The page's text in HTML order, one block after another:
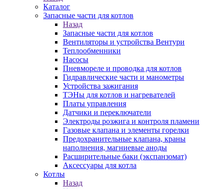
Каталог
Запасные части для котлов
Назад
Запасные части для котлов
Вентиляторы и устройства Вентури
Теплообменники
Насосы
Пневмореле и проводка для котлов
Гидравлические части и манометры
Устройства зажигания
ТЭНы для котлов и нагревателей
Платы управления
Датчики и переключатели
Электроды розжига и контроля пламени
Газовые клапана и элементы горелки
Предохранительные клапана, краны
наполнения, магниевые аноды
Расширительные баки (экспанзомат)
Аксессуары для котла
Котлы
Назад